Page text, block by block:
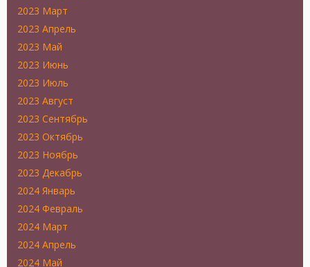
2023 Март
2023 Апрель
2023 Май
2023 Июнь
2023 Июль
2023 Август
2023 Сентябрь
2023 Октябрь
2023 Ноябрь
2023 Декабрь
2024 Январь
2024 Февраль
2024 Март
2024 Апрель
2024 Май